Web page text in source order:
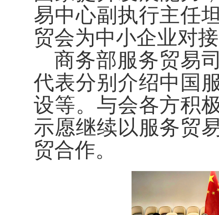
易中心副执行主任
贸会为中小企业对
商务部服务贸易
代表分别介绍中国
设等。与会各方积
示愿继续以服务贸
贸合作。